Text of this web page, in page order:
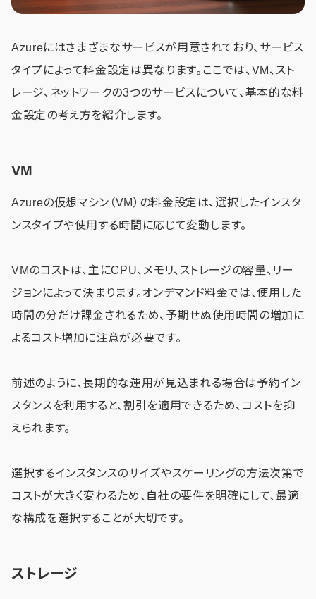
Azureにはさまざまなサービスが用意されており、サービス
タイプによって料金設定は異なります。ここでは、VM、スト
レージ、ネットワークの3つのサービスについて、基本的な料
金設定の考え方を紹介します。
VM
Azureの仮想マシン（VM）の料金設定は、選択したインスタ
ンスタイプや使用する時間に応じて変動します。
VMのコストは、主にCPU、メモリ、ストレージの容量、リー
ジョンによって決まります。オンデマンド料金では、使用した
時間の分だけ課金されるため、予期せぬ使用時間の増加に
よるコスト増加に注意が必要です。
前述のように、長期的な運用が見込まれる場合は予約イン
スタンスを利用すると、割引を適用できるため、コストを抑
えられます。
選択するインスタンスのサイズやスケーリングの方法次第で
コストが大きく変わるため、自社の要件を明確にして、最適
な構成を選択することが大切です。
ストレージ